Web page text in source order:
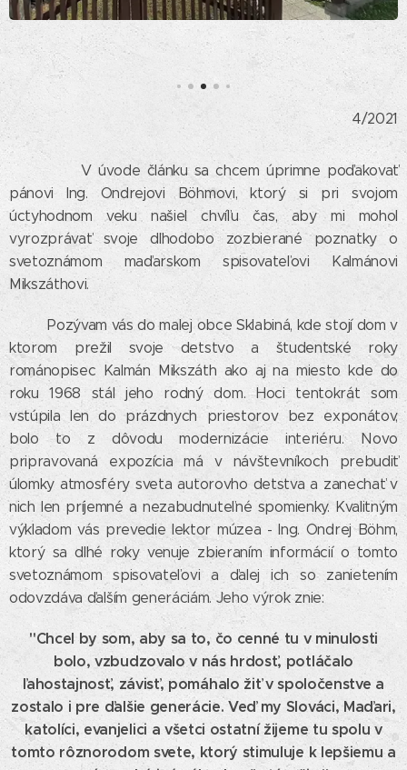
4/2021
V úvode článku sa chcem úprimne poďakovať
pánovi Ing. Ondrejovi Böhmovi, ktorý si pri svojom
úctyhodnom veku našiel chvíľu čas, aby mi mohol
vyrozprávať svoje dlhodobo zozbierané poznatky o
svetoznámom maďarskom spisovateľovi Kalmánovi
Mikszáthovi.
Pozývam vás do malej obce Sklabiná, kde stojí dom v
ktorom prežil svoje detstvo a študentské roky
románopisec Kalmán Mikszáth ako aj na miesto kde do
roku 1968 stál jeho rodný dom. Hoci tentokrát som
vstúpila len do prázdnych priestorov bez exponátov,
bolo to z dôvodu modernizácie interiéru. Novo
pripravovaná expozícia má v návštevníkoch prebudiť
úlomky atmosféry sveta autorovho detstva a zanechať v
nich len príjemné a nezabudnuteľné spomienky. Kvalitným
výkladom vás prevedie lektor múzea - Ing. Ondrej Böhm,
ktorý sa dlhé roky venuje zbieraním informácií o tomto
svetoznámom spisovateľovi a ďalej ich so zanietením
odovzdáva ďalším generáciám. Jeho výrok znie:
"Chcel by som, aby sa to, čo cenné tu v minulosti
bolo, vzbudzovalo v nás hrdosť, potláčalo
ľahostajnosť, závisť, pomáhalo žiť v spoločenstve a
zostalo i pre ďalšie generácie. Veď my Slováci, Maďari,
katolíci, evanjelici a všetci ostatní žijeme tu spolu v
tomto rôznorodom svete, ktorý stimuluje k lepšiemu a